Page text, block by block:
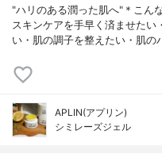
"ハリのある潤った肌へ"＊こん
スキンケアを手早く済ませた
い・肌の調子を整えたい・肌の
APLIN(アプリン)
シミレーズジェル